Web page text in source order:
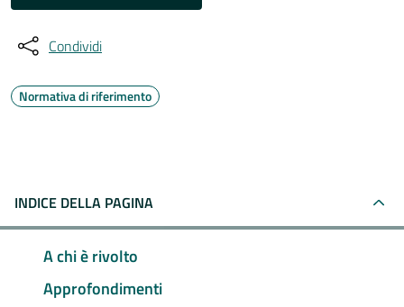
Condividi
Normativa di riferimento
INDICE DELLA PAGINA
A chi è rivolto
Approfondimenti